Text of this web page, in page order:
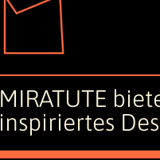
MIRATUTE
inspiriertes